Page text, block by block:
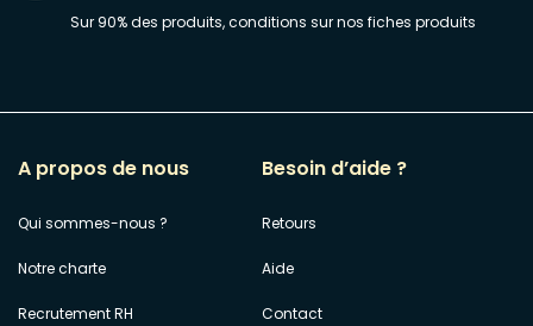
Sur 90% des produits, conditions sur nos fiches produits
A propos de nous
Qui sommes-nous ?
Notre charte
Recrutement RH
Besoin d’aide ?
Retours
Aide
Contact